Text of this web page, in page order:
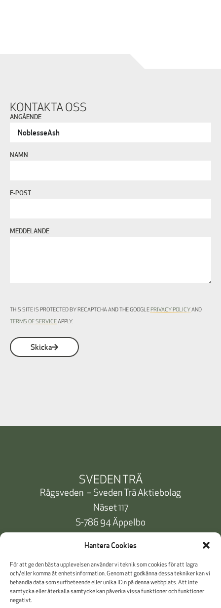
Hantera Cookies
För att ge den bästa upplevelsen använder vi teknik som cookies för att lagra
och/eller komma åt enhetsinformation. Genom att godkänna dessa tekniker kan vi
behandla data som surfbeteende eller unika ID:n på denna webbplats. Att inte
samtycka eller återkalla samtycke kan påverka vissa funktioner och funktioner
negativt.
KONTAKTA OSS
ANGÅENDE
NAMN
E-POST
MEDDELANDE
THIS SITE IS PROTECTED BY RECAPTCHA AND THE GOOGLE PRIVACY POLICY AND
TERMS OF SERVICEAPPLY.
Skicka
SVEDEN TRÄ
Rågsveden – Sveden Trä Aktiebolag
Näset 117
S-786 94 Äppelbo
Dokumentation & Certifikat